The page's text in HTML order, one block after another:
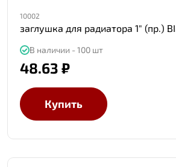
10002
заглушка для радиатора 1" (пр.)
В наличии - 100 шт
48.63 ₽
Купить